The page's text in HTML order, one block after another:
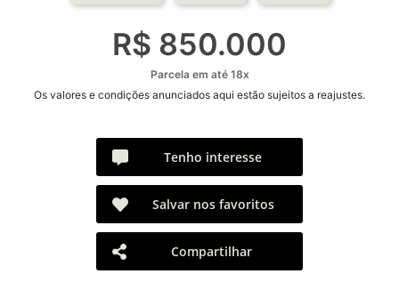
R$ 850.000
Parcela em até 18x
Os valores e condições anunciados aqui estão sujeitos a reajustes.
Tenho interesse
Salvar nos favoritos
Compartilhar